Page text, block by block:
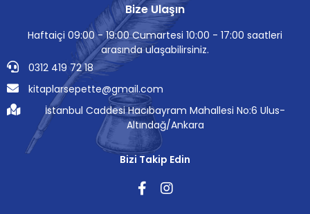
Bize Ulaşın
Haftaiçi 09:00 - 19:00 Cumartesi 10:00 - 17:00 saatleri
arasında ulaşabilirsiniz.
0312 419 72 18
kitaplarsepette@gmail.com
İstanbul Caddesi Hacıbayram Mahallesi No:6 Ulus-
Altındağ/Ankara
Bizi Takip Edin